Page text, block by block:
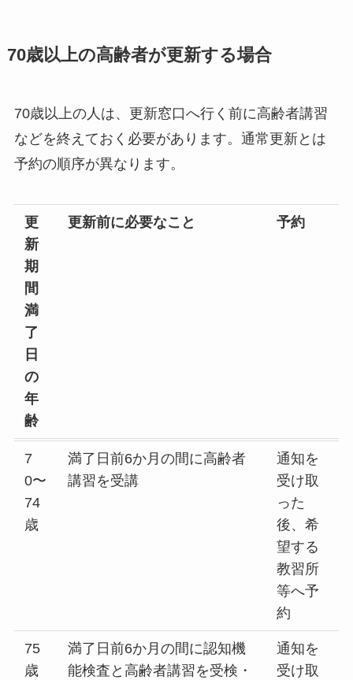
70歳以上の高齢者が更新する場合
70歳以上の人は、更新窓口へ行く前に高齢者講習
などを終えておく必要があります。通常更新とは
予約の順序が異なります。
更
新
期
間
満
了
日
の
年
齢
更新前に必要なこと 予約
7
0〜
74
歳
満了日前6か月の間に高齢者
講習を受講
通知を
受け取
った
後、希
望する
教習所
等へ予
約
75
歳
満了日前6か月の間に認知機
能検査と高齢者講習を受検・
通知を
受け取